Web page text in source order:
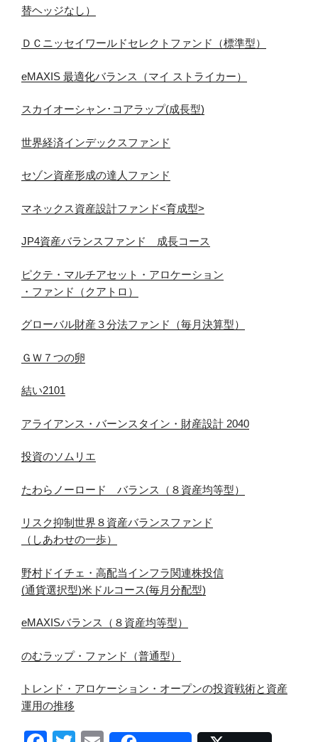
替ヘッジなし）
ＤＣニッセイワールドセレクトファンド（標準型）
eMAXIS 最適化バランス（マイ ストライカー）
スカイオーシャン･コアラップ(成長型)
世界経済インデックスファンド
セゾン資産形成の達人ファンド
マネックス資産設計ファンド<育成型>
JP4資産バランスファンド 成長コース
ピクテ・マルチアセット・アロケーション
・ファンド（クアトロ）
グローバル財産３分法ファンド（毎月決算型）
ＧＷ７つの卵
結い2101
アライアンス・バーンスタイン・財産設計 2040
投資のソムリエ
たわらノーロード バランス（８資産均等型）
リスク抑制世界８資産バランスファンド
（しあわせの一歩）
野村ドイチェ・高配当インフラ関連株投信
(通貨選択型)米ドルコース(毎月分配型)
eMAXISバランス（８資産均等型）
のむラップ・ファンド（普通型）
トレンド・アロケーション・オープンの投資戦術と資産
運用の推移